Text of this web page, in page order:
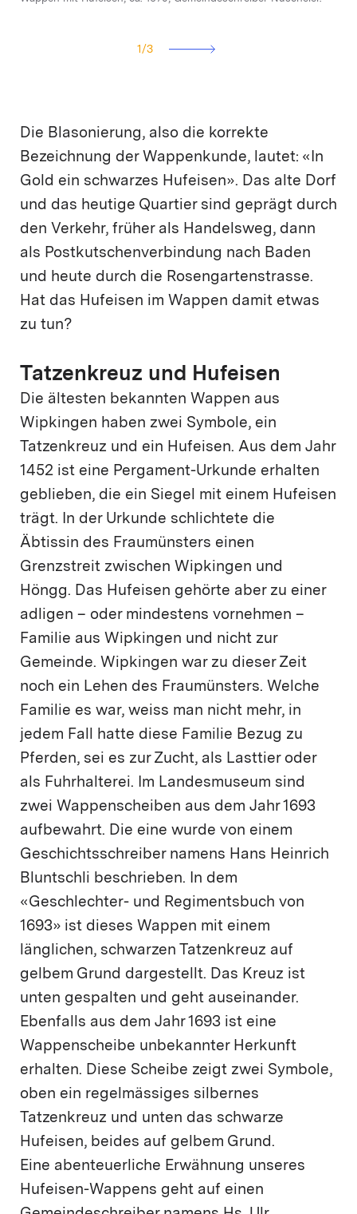
1 /3
Die Blasonierung, also die korrekte
Bezeichnung der Wappenkunde, lautet: «In
Gold ein schwarzes Hufeisen». Das alte Dorf
und das heutige Quartier sind geprägt durch
den Verkehr, früher als Handelsweg, dann
als Postkutschenverbindung nach Baden
und heute durch die Rosengartenstrasse.
Hat das Hufeisen im Wappen damit etwas
zu tun?
Tatzenkreuz und Hufeisen
Die ältesten bekannten Wappen aus
Wipkingen haben zwei Symbole, ein
Tatzenkreuz und ein Hufeisen. Aus dem Jahr
1452 ist eine Pergament-Urkunde erhalten
geblieben, die ein Siegel mit einem Hufeisen
trägt. In der Urkunde schlichtete die
Äbtissin des Fraumünsters einen
Grenzstreit zwischen Wipkingen und
Höngg. Das Hufeisen gehörte aber zu einer
adligen – oder mindestens vornehmen –
Familie aus Wipkingen und nicht zur
Gemeinde. Wipkingen war zu dieser Zeit
noch ein Lehen des Fraumünsters. Welche
Familie es war, weiss man nicht mehr, in
jedem Fall hatte diese Familie Bezug zu
Pferden, sei es zur Zucht, als Lasttier oder
als Fuhrhalterei. Im Landesmuseum sind
zwei Wappenscheiben aus dem Jahr 1693
aufbewahrt. Die eine wurde von einem
Geschichtsschreiber namens Hans Heinrich
Bluntschli beschrieben. In dem
«Geschlechter- und Regimentsbuch von
1693» ist dieses Wappen mit einem
länglichen, schwarzen Tatzenkreuz auf
gelbem Grund dargestellt. Das Kreuz ist
unten gespalten und geht auseinander.
Ebenfalls aus dem Jahr 1693 ist eine
Wappenscheibe unbekannter Herkunft
erhalten. Diese Scheibe zeigt zwei Symbole,
oben ein regelmässiges silbernes
Tatzenkreuz und unten das schwarze
Hufeisen, beides auf gelbem Grund.
Eine abenteuerliche Erwähnung unseres
Hufeisen-Wappens geht auf einen